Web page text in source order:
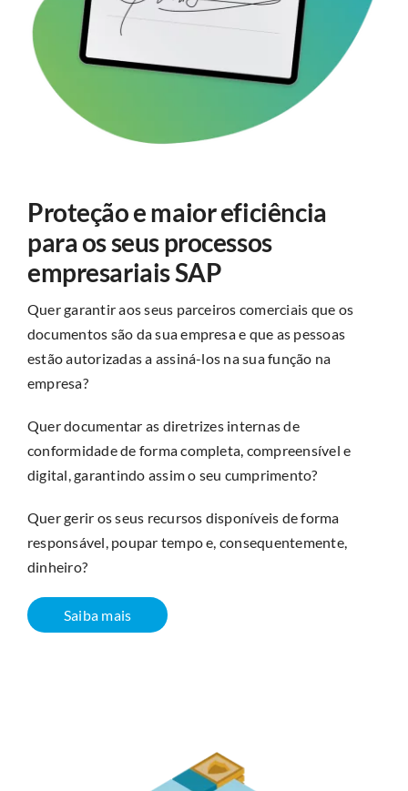
Proteção e maior eficiência
para os seus processos
empresariais SAP
Quer garantir aos seus parceiros comerciais que os
documentos são da sua empresa e que as pessoas
estão autorizadas a assiná-los na sua função na
empresa?
Quer documentar as diretrizes internas de
conformidade de forma completa, compreensível e
digital, garantindo assim o seu cumprimento?
Quer gerir os seus recursos disponíveis de forma
responsável, poupar tempo e, consequentemente,
dinheiro?
Saiba mais